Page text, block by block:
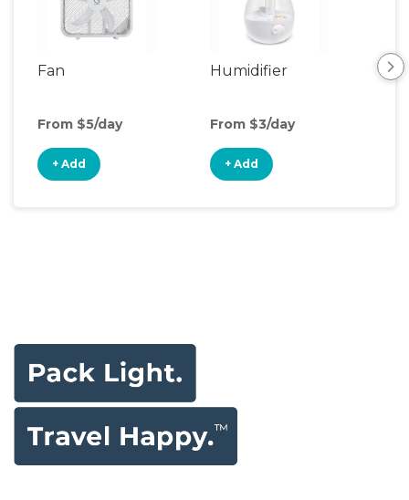
Fan
From $5/day
+ Add
Humidifier
From $3/day
+ Add